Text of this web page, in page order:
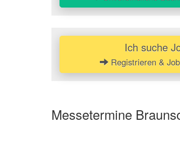
Ich suche
Registrieren &
Messetermine